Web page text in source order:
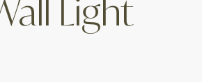
Light